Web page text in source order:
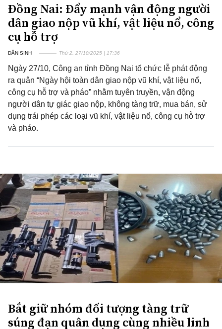
Đồng Nai: Đẩy mạnh vận động người
dân giao nộp vũ khí, vật liệu nổ, công
cụ hỗ trợ
DÂN SINH Thứ 2, 27/10/2025 | 17:36
Ngày 27/10, Công an tỉnh Đồng Nai tổ chức lễ phát động
ra quân “Ngày hội toàn dân giao nộp vũ khí, vật liệu nổ,
công cụ hỗ trợ và pháo” nhằm tuyên truyền, vận động
người dân tự giác giao nộp, không tàng trữ, mua bán, sử
dụng trái phép các loại vũ khí, vật liệu nổ, công cụ hỗ trợ
và pháo.
Bắt giữ nhóm đối tượng tàng trữ
súng đạn quân dụng cùng nhiều linh